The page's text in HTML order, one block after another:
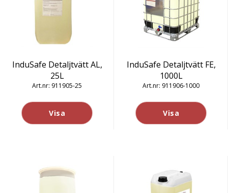
InduSafe Detaljtvätt AL,
25L
911905-25
Visa
InduSafe Detaljtvätt FE,
1000L
911906-1000
Visa